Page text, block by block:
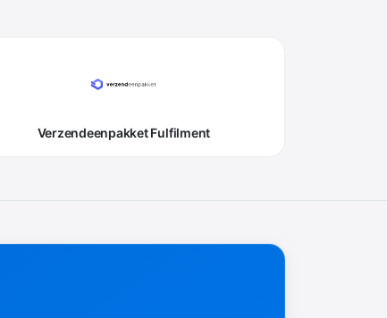
Verzendeenpakket Fulfilment